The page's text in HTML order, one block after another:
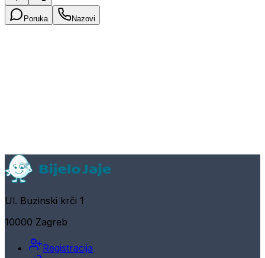
Poruka Nazovi
Ul. Buzinski krči 1
10000 Zagreb
Registracija